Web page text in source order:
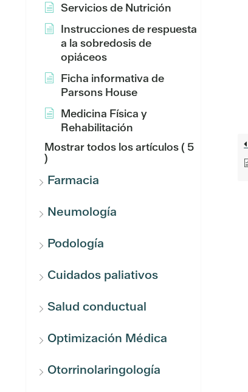
Servicios de Nutrición
Instrucciones de respuesta
a la sobredosis de
opiáceos
Ficha informativa de
Parsons House
Medicina Física y
Rehabilitación
Mostrar todos los artículos( 5
)
Farmacia
Neumología
Podología
Cuidados paliativos
Salud conductual
Optimización Médica
Otorrinolaringología